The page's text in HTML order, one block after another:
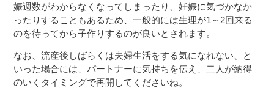
娠週数がわからなくなってしまったり、妊娠に気づかなか
ったりすることもあるため、一般的には生理が1～2回来る
のを待ってから子作りするのが良いとされます。
なお、流産後しばらくは夫婦生活をする気になれない、と
いった場合には、パートナーに気持ちを伝え、二人が納得
のいくタイミングで再開してくださいね。